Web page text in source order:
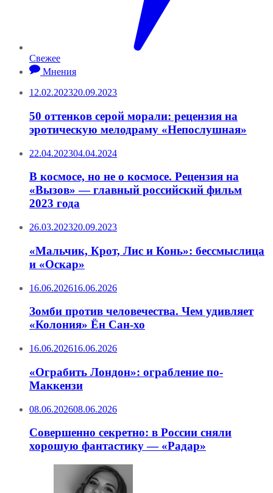
Свежее
Мнения
12.02.202320.09.2023
50 оттенков серой морали: рецензия на
эротическую мелодраму «Непослушная»
22.04.202304.04.2024
В космосе, но не о космосе. Рецензия на
«Вызов» — главный российский фильм
2023 года
26.03.202320.09.2023
«Мальчик, Крот, Лис и Конь»: бессмыслица
и «Оскар»
16.06.202616.06.2026
Зомби против человечества. Чем удивляет
«Колония» Ён Сан-хо
16.06.202616.06.2026
«Ограбить Лондон»: ограбление по-
Маккензи
08.06.202608.06.2026
Совершенно секретно: в России сняли
хорошую фантастику — «Радар»